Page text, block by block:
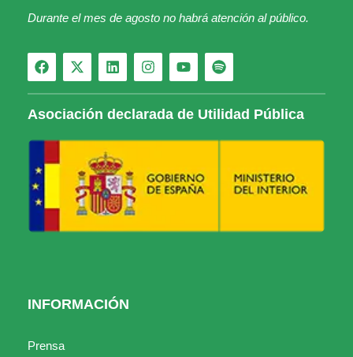
Durante el mes de agosto no habrá atención al público.
Asociación declarada de Utilidad Pública
INFORMACIÓN
Prensa